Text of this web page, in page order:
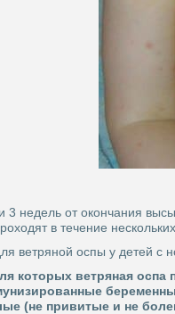
3 недель от окончания
в течение
ветряной оспы у детей
которых ветряная
(не привитые и не